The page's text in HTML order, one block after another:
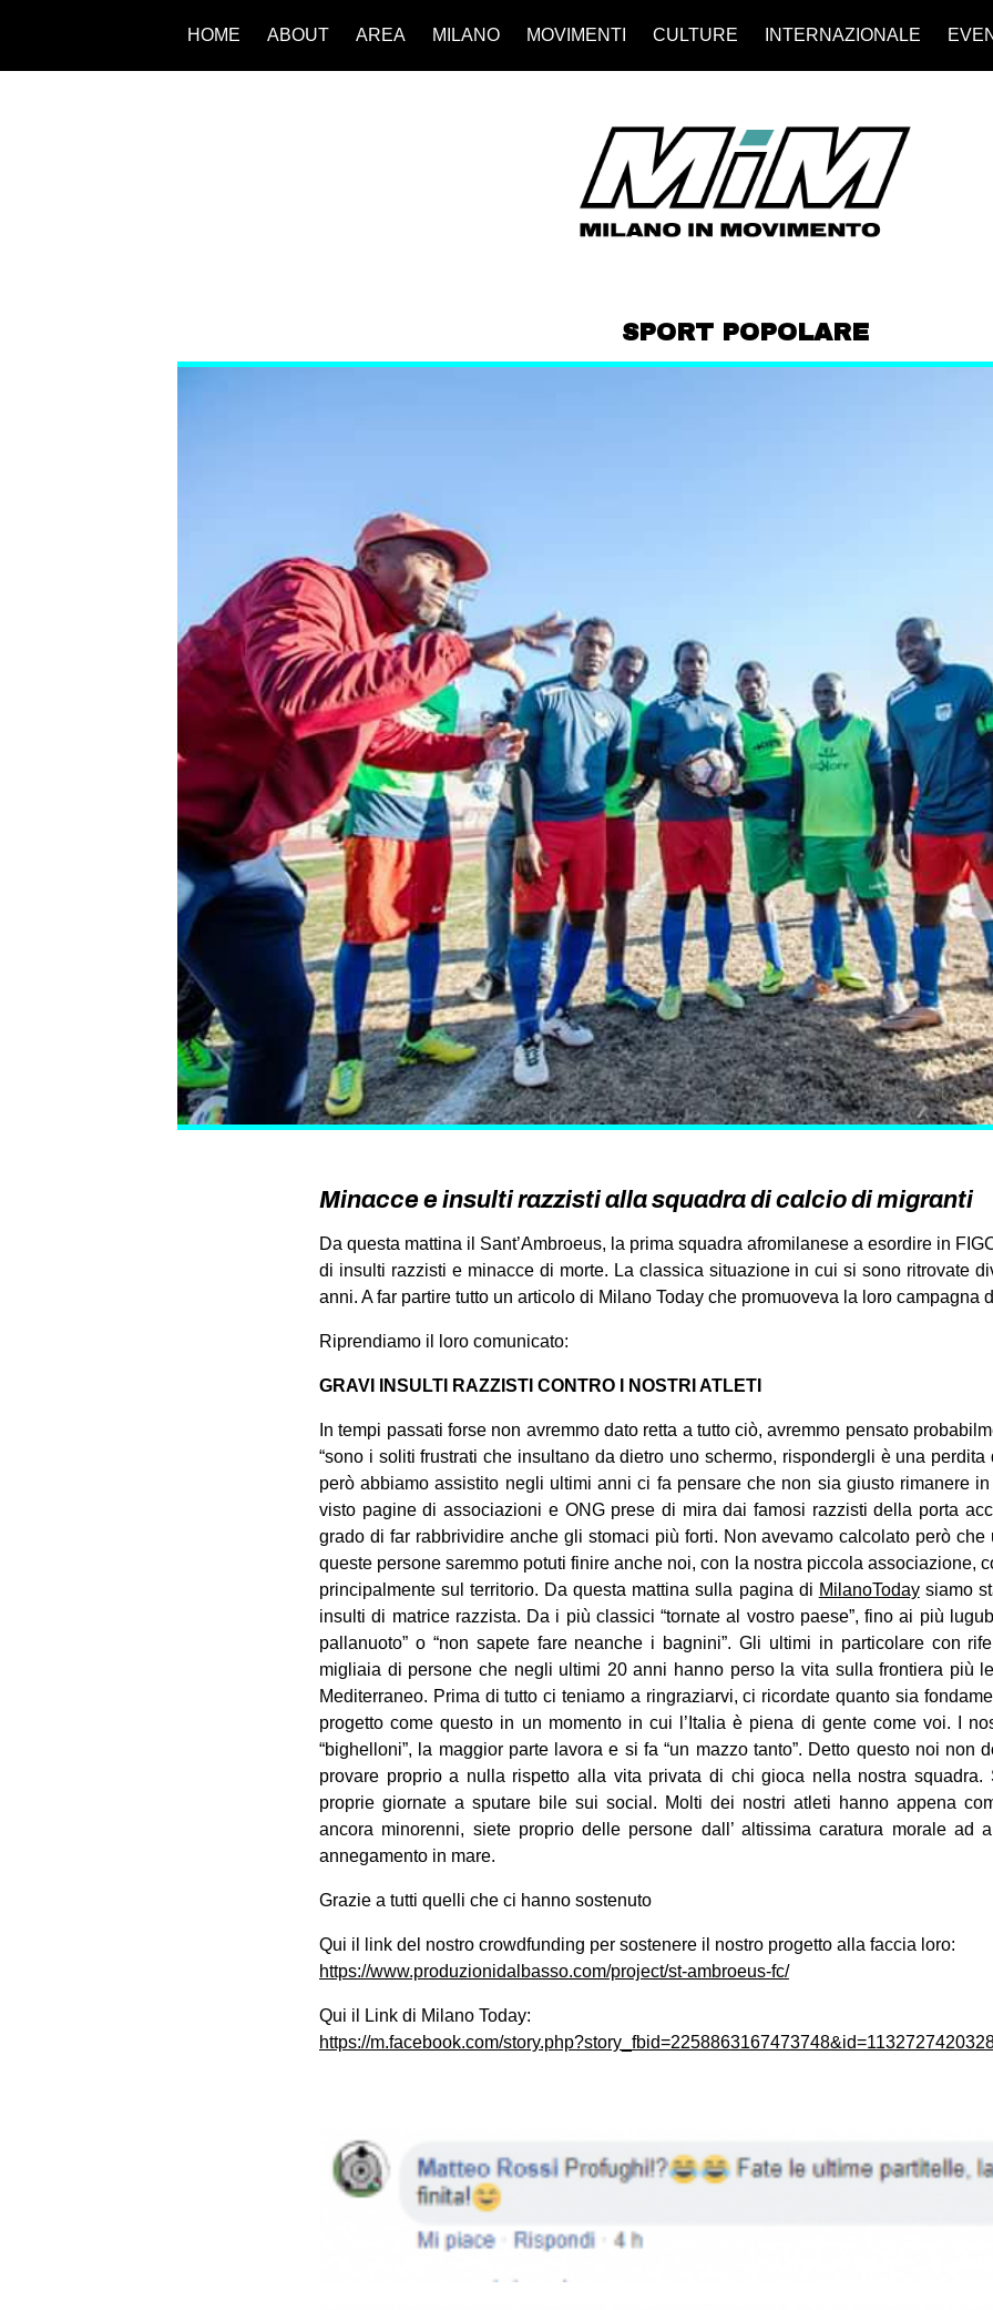
HOME ABOUT AREA MILANO MOVIMENTI CULTURE INTERNAZIONALE
SPORT POPOLARE
Minacce e insulti razzisti alla squadra di calcio di migranti
Da questa mattina il Sant’Ambroeus, la prima squadra afromilanese a esordire in
di insulti razzisti e minacce di morte. La classica situazione in cui si sono ritrovate
anni. A far partire tutto un articolo di Milano Today che promuoveva la loro campagna
Riprendiamo il loro comunicato:
GRAVI INSULTI RAZZISTI CONTRO I NOSTRI ATLETI
In tempi passati forse non avremmo dato retta a tutto ciò, avremmo pensato
“sono i soliti frustrati che insultano da dietro uno schermo, rispondergli è una perdita
però abbiamo assistito negli ultimi anni ci fa pensare che non sia giusto rimanere
visto pagine di associazioni e ONG prese di mira dai famosi razzisti della porta
grado di far rabbrividire anche gli stomaci più forti. Non avevamo calcolato però
queste persone saremmo potuti finire anche noi, con la nostra piccola associazione,
principalmente sul territorio. Da questa mattina sulla pagina di MilanoTodaysiamo
insulti di matrice razzista. Da i più classici “tornate al vostro paese”, fino ai più
pallanuoto” o “non sapete fare neanche i bagnini”. Gli ultimi in particolare con
migliaia di persone che negli ultimi 20 anni hanno perso la vita sulla frontiera più
Mediterraneo. Prima di tutto ci teniamo a ringraziarvi, ci ricordate quanto sia
progetto come questo in un momento in cui l’Italia è piena di gente come voi. I
“bighelloni”, la maggior parte lavora e si fa “un mazzo tanto”. Detto questo noi non
provare proprio a nulla rispetto alla vita privata di chi gioca nella nostra
proprie giornate a sputare bile sui social. Molti dei nostri atleti hanno appena
ancora minorenni, siete proprio delle persone dall’ altissima caratura morale ad
annegamento in mare.
Grazie a tutti quelli che ci hanno sostenuto
Qui il link del nostro crowdfunding per sostenere il nostro progetto alla faccia loro:
https://www.produzionidalbasso.com/project/st-ambroeus-fc/
Qui il Link di Milano Today:
https://m.facebook.com/